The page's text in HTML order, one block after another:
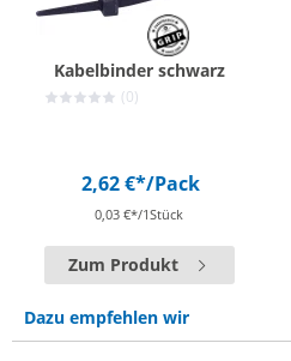
Kabelbinder schwarz
(0)
2,62 €*/Pack
0,03 €*/1Stück
Zum Produkt
Dazu empfehlen wir